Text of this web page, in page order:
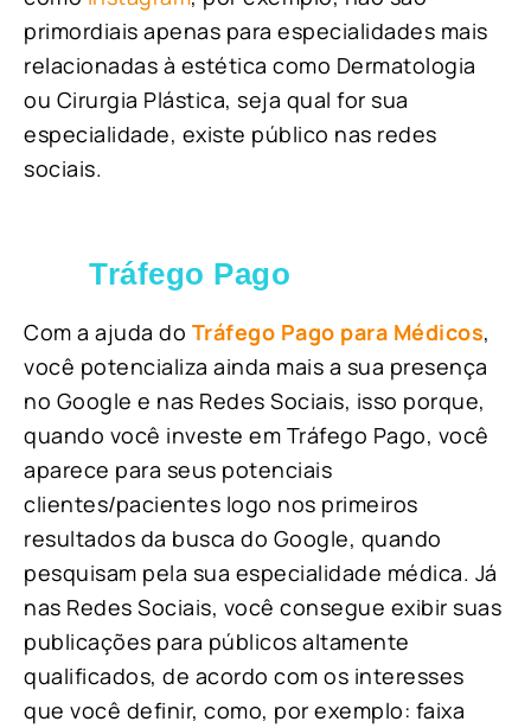
primordiais apenas para especialidades mais
relacionadas à estética como Dermatologia
ou Cirurgia Plástica, seja qual for sua
especialidade, existe público nas redes
sociais.
Tráfego Pago
Com a ajuda do Tráfego Pago para Médicos,
você potencializa ainda mais a sua presença
no Google e nas Redes Sociais, isso porque,
quando você investe em Tráfego Pago, você
aparece para seus potenciais
clientes/pacientes logo nos primeiros
resultados da busca do Google, quando
pesquisam pela sua especialidade médica. Já
nas Redes Sociais, você consegue exibir suas
publicações para públicos altamente
qualificados, de acordo com os interesses
que você definir, como, por exemplo: faixa